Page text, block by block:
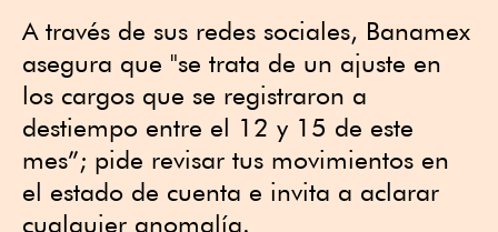
A través de sus redes sociales, Banamex
asegura que "se trata de un ajuste en
los cargos que se registraron a
destiempo entre el 12 y 15 de este
mes”; pide revisar tus movimientos en
el estado de cuenta e invita a aclarar
cualquier anomalía.